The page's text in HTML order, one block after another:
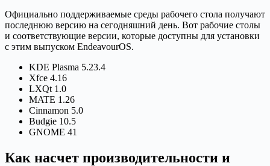
Официально поддерживаемые среды рабочего стола получают
последнюю версию на сегодняшний день. Вот рабочие столы
и соответствующие версии, которые доступны для установки
с этим выпуском EndeavourOS.
KDE Plasma 5.23.4
Xfce 4.16
LXQt 1.0
MATE 1.26
Cinnamon 5.0
Budgie 10.5
GNOME 41
Как насчет производительности и